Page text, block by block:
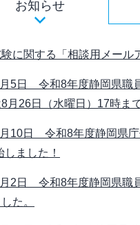
お知らせ
験に関する「相談用メール
5日 令和8年度静岡県職
月26日（水曜日）17時ま
10日 令和8年度静岡県
ました！
2日 令和8年度静岡県職
た。